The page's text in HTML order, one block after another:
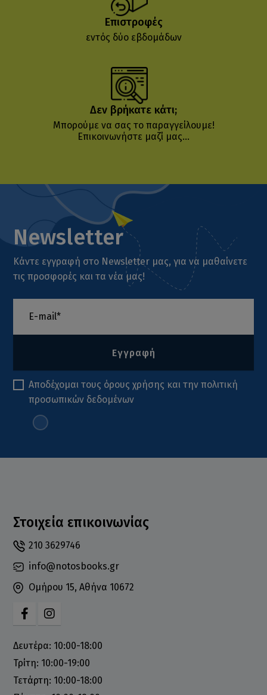
Επιστροφές
εντός δύο εβδομάδων
Δεν βρήκατε κάτι;
Μπορούμε να σας το παραγγείλουμε!
Επικοινωνήστε μαζί μας...
Newsletter
Κάντε εγγραφή στο Newsletter μας, για να μαθαίνετε
τις προσφορές και τα νέα μας!
Εγγραφή
Αποδέχομαι τους όρους χρήσης και τηνπολιτική
προσωπικών δεδομένων
Στοιχεία επικοινωνίας
210 3629746
info@notosbooks.gr
Ομήρου 15, Αθήνα 10672
Δευτέρα: 10:00-18:00
Τρίτη: 10:00-19:00
Τετάρτη: 10:00-18:00